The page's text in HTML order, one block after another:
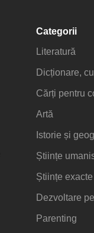
Categorii
Literatură
Dicționare,
Cărți pentru
Artă
Istorie și
Științe
Științe exacte
Dezvoltare
Parenting